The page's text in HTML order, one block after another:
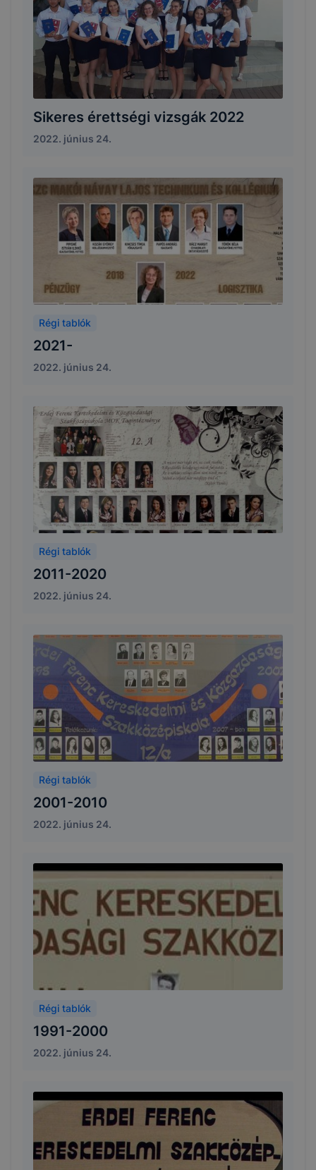
Sikeres érettségi vizsgák 2022
2022. június 24.
Régi tablók
2021-
2022. június 24.
Régi tablók
2011-2020
2022. június 24.
Régi tablók
2001-2010
2022. június 24.
Régi tablók
1991-2000
2022. június 24.